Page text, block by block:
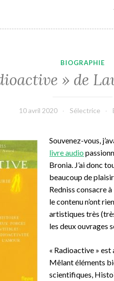
BIOGRAPHIE
» de
10 avril 2020 Sélectrice
Souvenez-vous,
livre audio
Bronia. J’ai donc
beaucoup de
Redniss consacre
le contenu n’ont
artistiques très
les deux ouvrages
« Radioactive » est
Mêlant éléments
scientifiques,